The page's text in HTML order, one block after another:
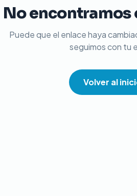
No encontramos
Puede que el enlace haya
seguimos con tu
Volver al